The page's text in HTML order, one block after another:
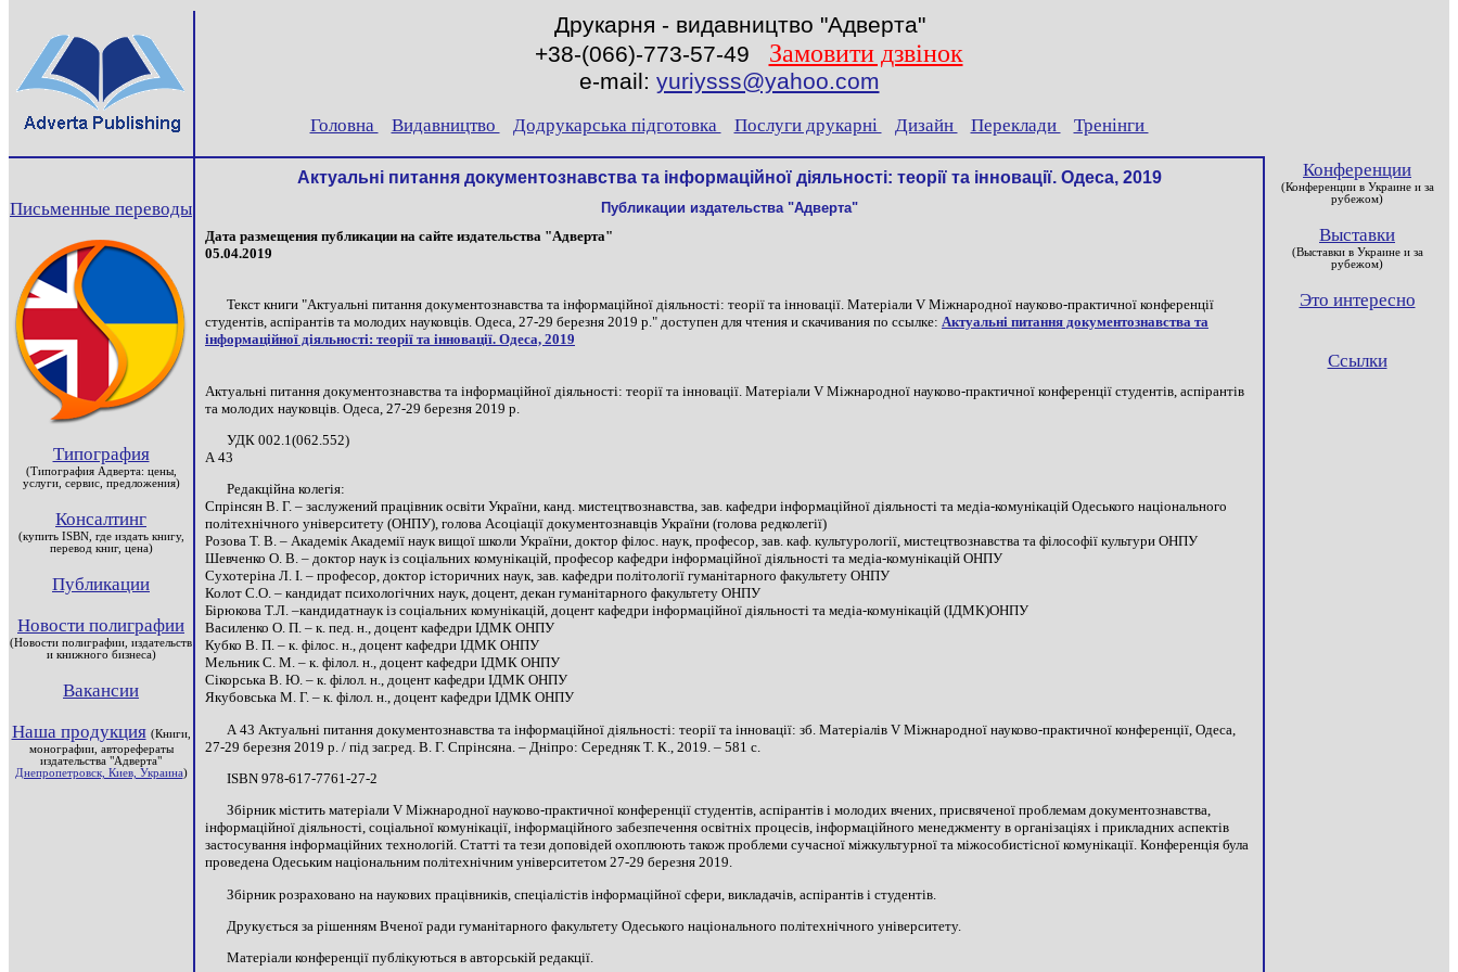
Друкарня - видавництво "Адверта"
+38-(066)-773-57-49
Замовити дзвінок
e-mail: yuriysss@yahoo.com
Головна Видавництво Додрукарська підготовка Послуги друкарні Дизайн Переклади Тренінги
Письменные переводы
Типография
(Типография Адверта: цены,
услуги, сервис, предложения)
Консалтинг
(купить ISBN, где издать книгу,
перевод книг, цена)
Публикации
Новости полиграфии
(Новости полиграфии, издательств
и книжного бизнеса)
Вакансии
Наша продукция (Книги,
монографии, авторефераты
издательства "Адверта"
Днепропетровск, Киев, Украина)
Актуальні питання документознавства та інформаційної діяльності: теорії та інновації. Одеса, 2019
Публикации издательства "Адверта"
Дата размещения публикации на сайте издательства "Адверта"
05.04.2019
Текст книги "Актуальні питання документознавства та інформаційної діяльності: теорії та інновації. Матеріали V Міжнародної науково-практичної конференції
студентів, аспірантів та молодих науковців. Одеса, 27-29 березня 2019 р." доступен для чтения и скачивания по ссылке: Актуальні питання документознавства та
інформаційної діяльності: теорії та інновації. Одеса, 2019
Актуальні питання документознавства та інформаційної діяльності: теорії та інновації. Матеріали V Міжнародної науково-практичної конференції студентів, аспірантів
та молодих науковців. Одеса, 27-29 березня 2019 р.
УДК 002.1(062.552)
А 43
Редакційна колегія:
Спрінсян В. Г. – заслужений працівник освіти України, канд. мистецтвознавства, зав. кафедри інформаційної діяльності та медіа-комунікацій Одеського національного
політехнічного університету (ОНПУ), голова Асоціації документознавців України (голова редколегії)
Розова Т. В. – Академік Академії наук вищої школи України, доктор філос. наук, професор, зав. каф. культурології, мистецтвознавства та філософії культури ОНПУ
Шевченко О. В. – доктор наук із соціальних комунікацій, професор кафедри інформаційної діяльності та медіа-комунікацій ОНПУ
Сухотеріна Л. І. – професор, доктор історичних наук, зав. кафедри політології гуманітарного факультету ОНПУ
Колот С.О. – кандидат психологічних наук, доцент, декан гуманітарного факультету ОНПУ
Бірюкова Т.Л. –кандидатнаук із соціальних комунікацій, доцент кафедри інформаційної діяльності та медіа-комунікацій (ІДМК)ОНПУ
Василенко О. П. – к. пед. н., доцент кафедри ІДМК ОНПУ
Кубко В. П. – к. філос. н., доцент кафедри ІДМК ОНПУ
Мельник С. М. – к. філол. н., доцент кафедри ІДМК ОНПУ
Сікорська В. Ю. – к. філол. н., доцент кафедри ІДМК ОНПУ
Якубовська М. Г. – к. філол. н., доцент кафедри ІДМК ОНПУ
А 43 Актуальні питання документознавства та інформаційної діяльності: теорії та інновації: зб. Матеріалів V Міжнародної науково-практичної конференції, Одеса,
27-29 березня 2019 р. / під заг.ред. В. Г. Спрінсяна. – Дніпро: Середняк Т. К., 2019. – 581 с.
ISBN 978-617-7761-27-2
Збірник містить матеріали V Міжнародної науково-практичної конференції студентів, аспірантів і молодих вчених, присвяченої проблемам документознавства,
інформаційної діяльності, соціальної комунікації, інформаційного забезпечення освітніх процесів, інформаційного менеджменту в організаціях і прикладних аспектів
застосування інформаційних технологій. Статті та тези доповідей охоплюють також проблеми сучасної міжкультурної та міжособистісної комунікації. Конференція була
проведена Одеським національним політехнічним університетом 27-29 березня 2019.
Збірник розраховано на наукових працівників, спеціалістів інформаційної сфери, викладачів, аспірантів і студентів.
Друкується за рішенням Вченої ради гуманітарного факультету Одеського національного політехнічного університету.
Матеріали конференції публікуються в авторській редакції.
Конференции
(Конференции в Украине и за
рубежом)
Выставки
(Выставки в Украине и за
рубежом)
Это интересно
Ссылки